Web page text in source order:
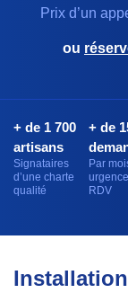
Prix d’un
ou
+ de 1 700
artisans
Signataires
d’une charte
qualité
+ de
Par
RDV